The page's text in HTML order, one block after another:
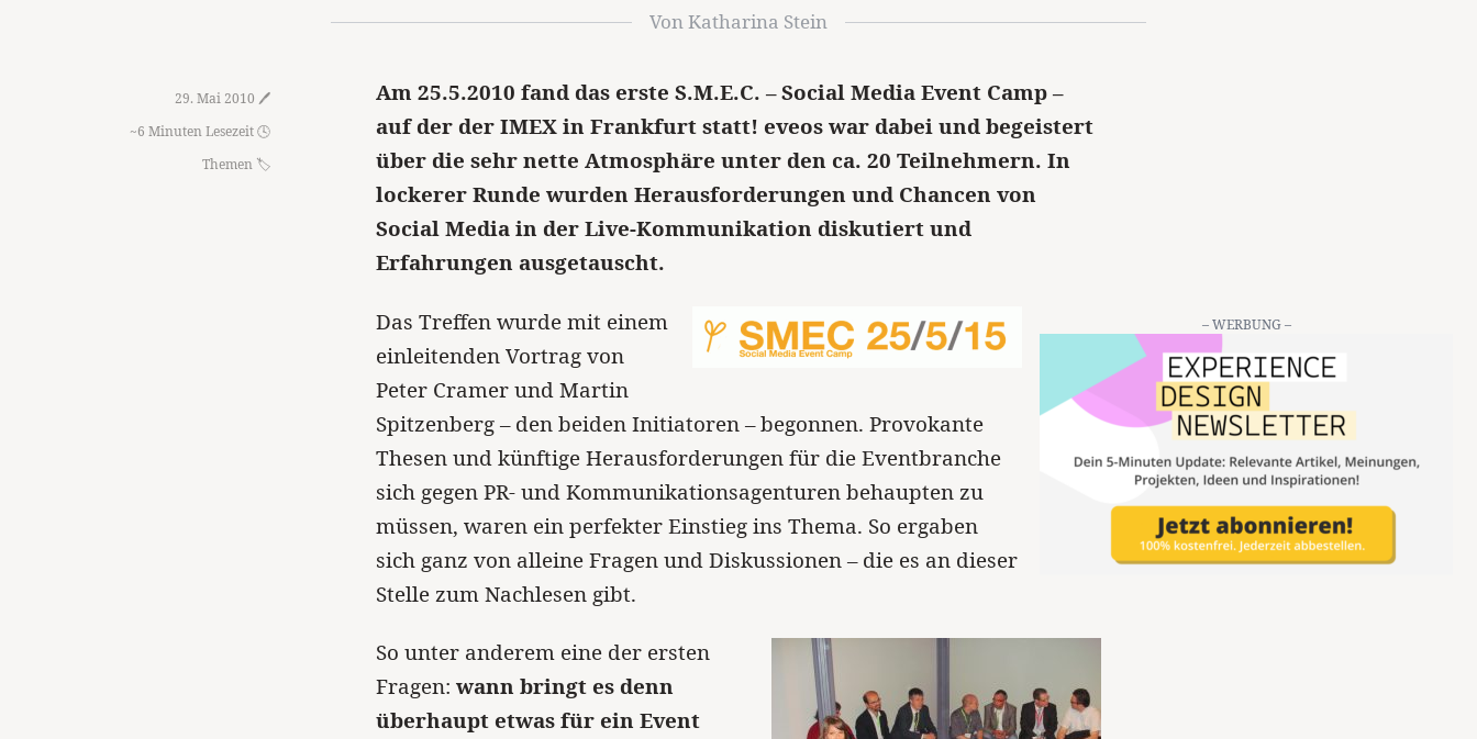
Von Katharina Stein
29. Mai 2010 🖊️
~6 Minuten Lesezeit 🕓
Themen
Am 25.5.2010 fand das erste S.M.E.C. – Social Media Event Camp –
auf der der IMEX in Frankfurt statt! eveos war dabei und begeistert
über die sehr nette Atmosphäre unter den ca. 20 Teilnehmern. In
lockerer Runde wurden Herausforderungen und Chancen von
Social Media in der Live-Kommunikation diskutiert und
Erfahrungen ausgetauscht.
– WERBUNG –
Das Treffen wurde mit einem
einleitenden Vortrag von
Peter Cramer und Martin
Spitzenberg – den beiden Initiatoren – begonnen. Provokante
Thesen und künftige Herausforderungen für die Eventbranche
sich gegen PR- und Kommunikationsagenturen behaupten zu
müssen, waren ein perfekter Einstieg ins Thema. So ergaben
sich ganz von alleine Fragen und Diskussionen – die es an dieser
Stelle zum Nachlesen gibt.
So unter anderem eine der ersten
Fragen: wann bringt es denn
überhaupt etwas für ein Event